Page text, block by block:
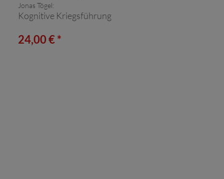
Jonas Tögel:
Kognitive Kriegsführung
24,00 € *